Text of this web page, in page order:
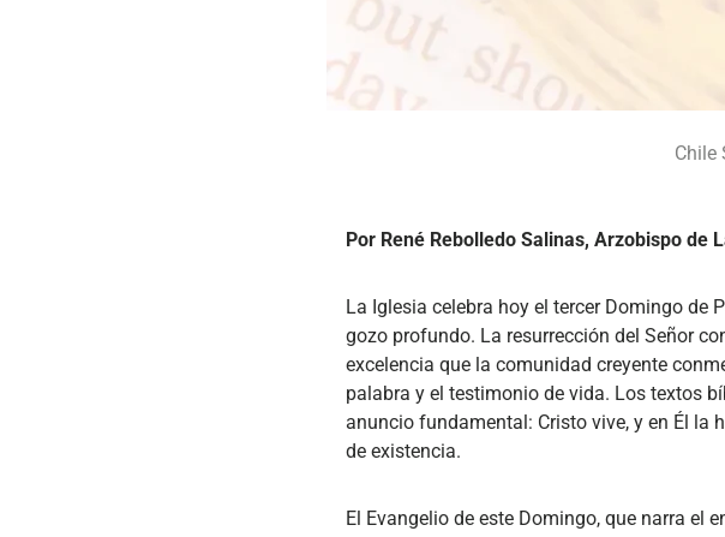
Chile
Por René Rebolledo Salinas, Arzobispo de
La Iglesia celebra hoy el tercer Domingo
gozo profundo. La resurrección del Señor
excelencia que la comunidad creyente
palabra y el testimonio de vida. Los textos
anuncio fundamental: Cristo vive, y en Él la
de existencia.
El Evangelio de este Domingo, que narra el